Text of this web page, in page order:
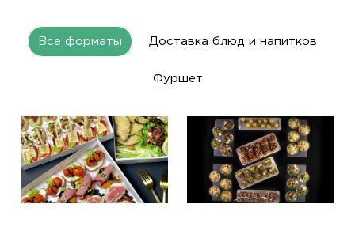
Все форматы Доставка блюд и напитков
Фуршет